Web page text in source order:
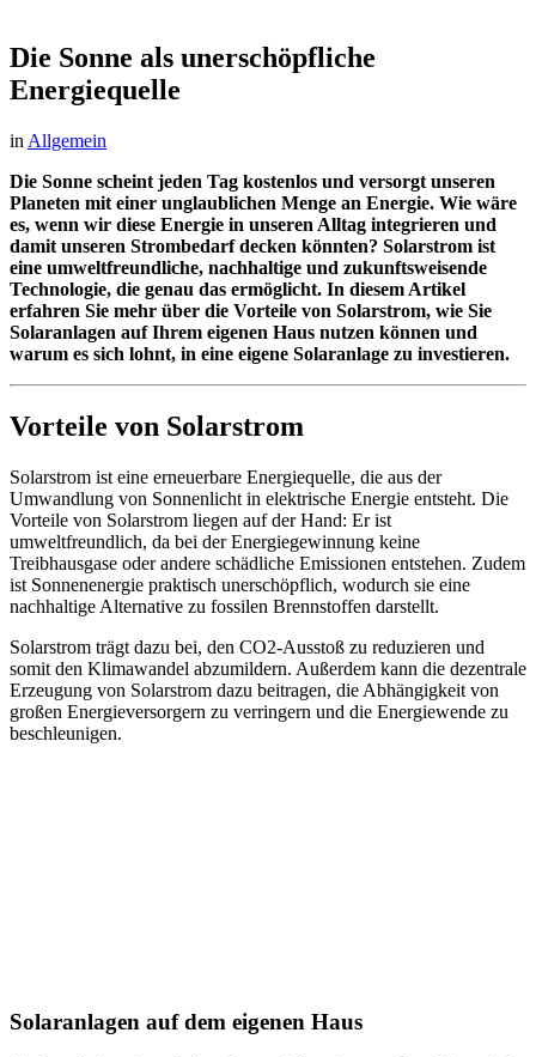
Die Sonne als unerschöpfliche
Energiequelle
in Allgemein
Die Sonne scheint jeden Tag kostenlos und versorgt unseren
Planeten mit einer unglaublichen Menge an Energie. Wie wäre
es, wenn wir diese Energie in unseren Alltag integrieren und
damit unseren Strombedarf decken könnten? Solarstrom ist
eine umweltfreundliche, nachhaltige und zukunftsweisende
Technologie, die genau das ermöglicht. In diesem Artikel
erfahren Sie mehr über die Vorteile von Solarstrom, wie Sie
Solaranlagen auf Ihrem eigenen Haus nutzen können und
warum es sich lohnt, in eine eigene Solaranlage zu investieren.
Vorteile von Solarstrom
Solarstrom ist eine erneuerbare Energiequelle, die aus der
Umwandlung von Sonnenlicht in elektrische Energie entsteht. Die
Vorteile von Solarstrom liegen auf der Hand: Er ist
umweltfreundlich, da bei der Energiegewinnung keine
Treibhausgase oder andere schädliche Emissionen entstehen. Zudem
ist Sonnenenergie praktisch unerschöpflich, wodurch sie eine
nachhaltige Alternative zu fossilen Brennstoffen darstellt.
Solarstrom trägt dazu bei, den CO2-Ausstoß zu reduzieren und
somit den Klimawandel abzumildern. Außerdem kann die dezentrale
Erzeugung von Solarstrom dazu beitragen, die Abhängigkeit von
großen Energieversorgern zu verringern und die Energiewende zu
beschleunigen.
Solaranlagen auf dem eigenen Haus